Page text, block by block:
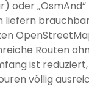
oder
liefern
Routen
ist
völlig